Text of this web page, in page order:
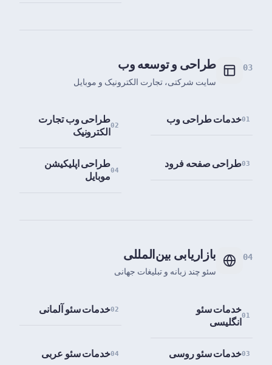
03 طراحی و توسعه وب
سایت شرکتی، تجارت الکترونیک و موبایل
01خدمات طراحی وب 02طراحی وب تجارت
الکترونیک
03طراحی صفحه فرود 04طراحی اپلیکیشن
موبایل
04 بازاریابی بین‌المللی
سئو چند زبانه و تبلیغات جهانی
01خدمات سئو
انگلیسی
02خدمات سئو آلمانی
03خدمات سئو روسی 04خدمات سئو عربی